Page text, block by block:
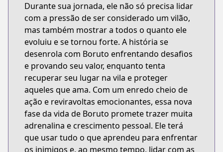
Durante sua jornada, ele não só precisa lidar
com a pressão de ser considerado um vilão,
mas também mostrar a todos o quanto ele
evoluiu e se tornou forte. A história se
desenrola com Boruto enfrentando desafios
e provando seu valor, enquanto tenta
recuperar seu lugar na vila e proteger
aqueles que ama. Com um enredo cheio de
ação e reviravoltas emocionantes, essa nova
fase da vida de Boruto promete trazer muita
adrenalina e crescimento pessoal. Ele terá
que usar tudo o que aprendeu para enfrentar
os inimigos e, ao mesmo tempo, lidar com as